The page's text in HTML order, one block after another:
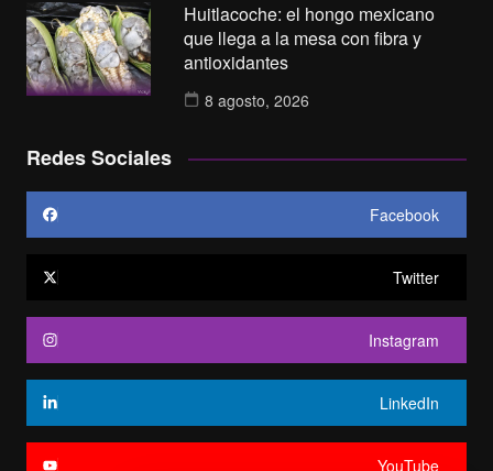
Huitlacoche: el hongo mexicano
que llega a la mesa con fibra y
antioxidantes
8 agosto, 2026
Redes Sociales
Facebook
Twitter
Instagram
LinkedIn
YouTube